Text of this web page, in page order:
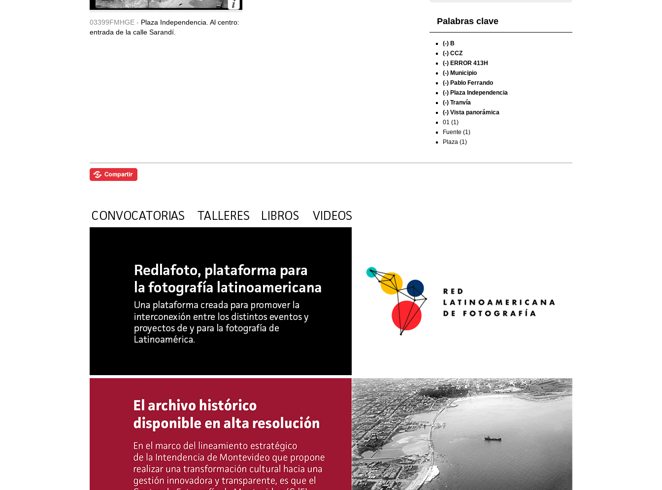
03399FMHGE - Plaza Independencia. Al centro:
entrada de la calle Sarandí.
Palabras clave
(-) B
(-) CCZ
(-) ERROR 413H
(-) Municipio
(-) Pablo Ferrando
(-) Plaza Independencia
(-) Tranvía
(-) Vista panorámica
01 (1)
Fuente (1)
Plaza (1)